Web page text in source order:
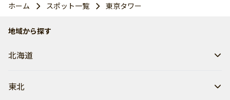
ホーム スポット一覧 東京タワー
地域から探す
北海道
東北